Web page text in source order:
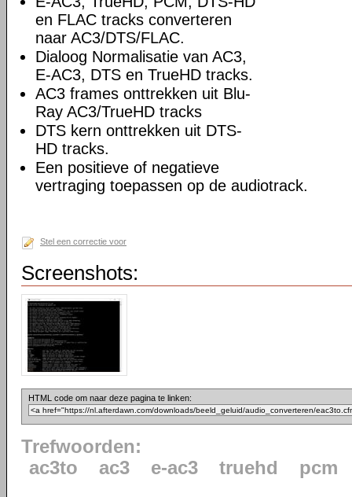
en FLAC tracks converteren
naar AC3/DTS/FLAC.
Dialoog Normalisatie van AC3,
E-AC3, DTS en TrueHD tracks.
AC3 frames onttrekken uit Blu-
Ray AC3/TrueHD tracks
DTS kern onttrekken uit DTS-
HD tracks.
Een positieve of negatieve
vertraging toepassen op de audiotrack.
Stel een correctie voor
Screenshots:
HTML code om naar deze pagina te linken:
Trefwoorden:
ac3to
ac3 e-ac3 truehd pcm